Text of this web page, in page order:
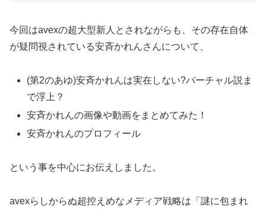
今回はavexの超大型新人とされながらも、その存在自体
が疑問視されている安斉かれんさんについて、
(第2のあゆ)安斉かれんは実在しない?バーチャル説ま
で浮上？
安斉かれんの画像や動画をまとめてみた！
安斉かれんのプロフィール
という事を中心にお伝えしました。
avexらしからぬ超控えめなメディア戦略は「謎に包まれ